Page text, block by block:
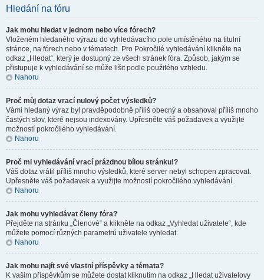
Hledání na fóru
Jak mohu hledat v jednom nebo více fórech?
Vloženém hledaného výrazu do vyhledávacího pole umístěného na titulní
stránce, na fórech nebo v tématech. Pro Pokročilé vyhledávání klikněte na
odkaz „Hledat“, který je dostupný ze všech stránek fóra. Způsob, jakým se
přistupuje k vyhledávání se může lišit podle použitého vzhledu.
Nahoru
Proč můj dotaz vrací nulový počet výsledků?
Vámi hledaný výraz byl pravděpodobně příliš obecný a obsahoval příliš mnoho
častých slov, které nejsou indexovány. Upřesněte váš požadavek a využijte
možností pokročilého vyhledávání.
Nahoru
Proč mi vyhledávání vrací prázdnou bílou stránku!?
Váš dotaz vrátil příliš mnoho výsledků, které server nebyl schopen zpracovat.
Upřesněte váš požadavek a využijte možností pokročilého vyhledávání.
Nahoru
Jak mohu vyhledávat členy fóra?
Přejděte na stránku „Členové“ a klikněte na odkaz „Vyhledat uživatele“, kde
můžete pomocí různých parametrů uživatele vyhledat.
Nahoru
Jak mohu najít své vlastní příspěvky a témata?
K vašim příspěvkům se můžete dostat kliknutím na odkaz „Hledat uživatelovy